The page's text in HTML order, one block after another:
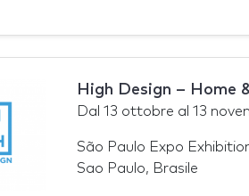
High Design – Home
Dal 13 ottobre al 13
São Paulo Expo
Sao Paulo, Brasile